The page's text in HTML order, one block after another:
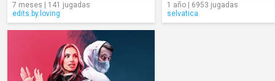
7 meses | 141 jugadas
edits.by.loving
1 año | 6953 jugadas
selvatica